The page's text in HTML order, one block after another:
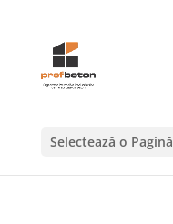
Selectează o Pagină